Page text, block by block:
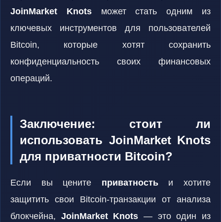
JoinMarket Knotsможет стать одним из
ключевых инструментов для пользователей
Bitcoin, которые хотят сохранить
конфиденциальность своих финансовых
операций.
Заключение: стоит ли
использовать JoinMarket Knots
для приватности Bitcoin?
Если вы цените приватностьи хотите
защитить свои Bitcoin-транзакции от анализа
блокчейна, JoinMarket Knots — это один из